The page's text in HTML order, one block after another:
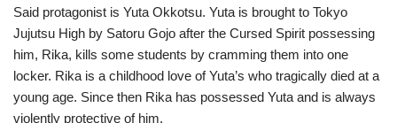
Said protagonist is Yuta Okkotsu. Yuta is brought to Tokyo
Jujutsu High by Satoru Gojo after the Cursed Spirit possessing
him, Rika, kills some students by cramming them into one
locker. Rika is a childhood love of Yuta’s who tragically died at a
young age. Since then Rika has possessed Yuta and is always
violently protective of him.